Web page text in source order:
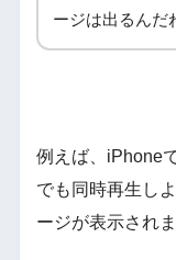
ージは出るんだ
例えば、iPhone
でも同時再生し
ージが表示されま